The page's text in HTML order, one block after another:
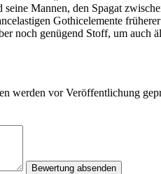
Mannen, den Spagat
Gothicelemente
noch genügend Stoff, um auch
werden vor Veröffentlichung
Bewertung absenden